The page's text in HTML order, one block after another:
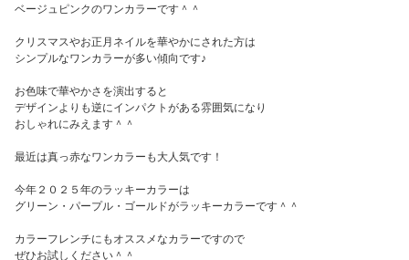
ベージュピンクのワンカラーです＾＾
クリスマスやお正月ネイルを華やかにされた方は
シンプルなワンカラーが多い傾向です♪
お色味で華やかさを演出すると
デザインよりも逆にインパクトがある雰囲気になり
おしゃれにみえます＾＾
最近は真っ赤なワンカラーも大人気です！
今年２０２５年のラッキーカラーは
グリーン・パープル・ゴールドがラッキーカラーです＾＾
カラーフレンチにもオススメなカラーですので
ぜひお試しください＾＾